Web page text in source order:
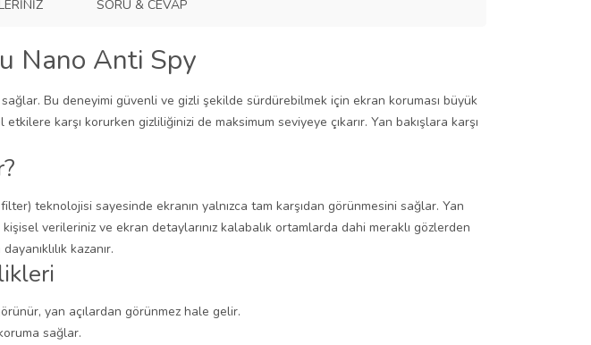
SORU & CEVAP
Nano Anti Spy
Bu deneyimi güvenli ve gizli şekilde sürdürebilmek için ekran koruması büyük
etkilere karşı korurken gizliliğinizi de maksimum seviyeye çıkarır. Yan bakışlara karşı
teknolojisi sayesinde ekranın yalnızca tam karşıdan görünmesini sağlar. Yan
verileriniz ve ekran detaylarınız kalabalık ortamlarda dahi meraklı gözlerden
kazanır.
yan açılardan görünmez hale gelir.
sağlar.